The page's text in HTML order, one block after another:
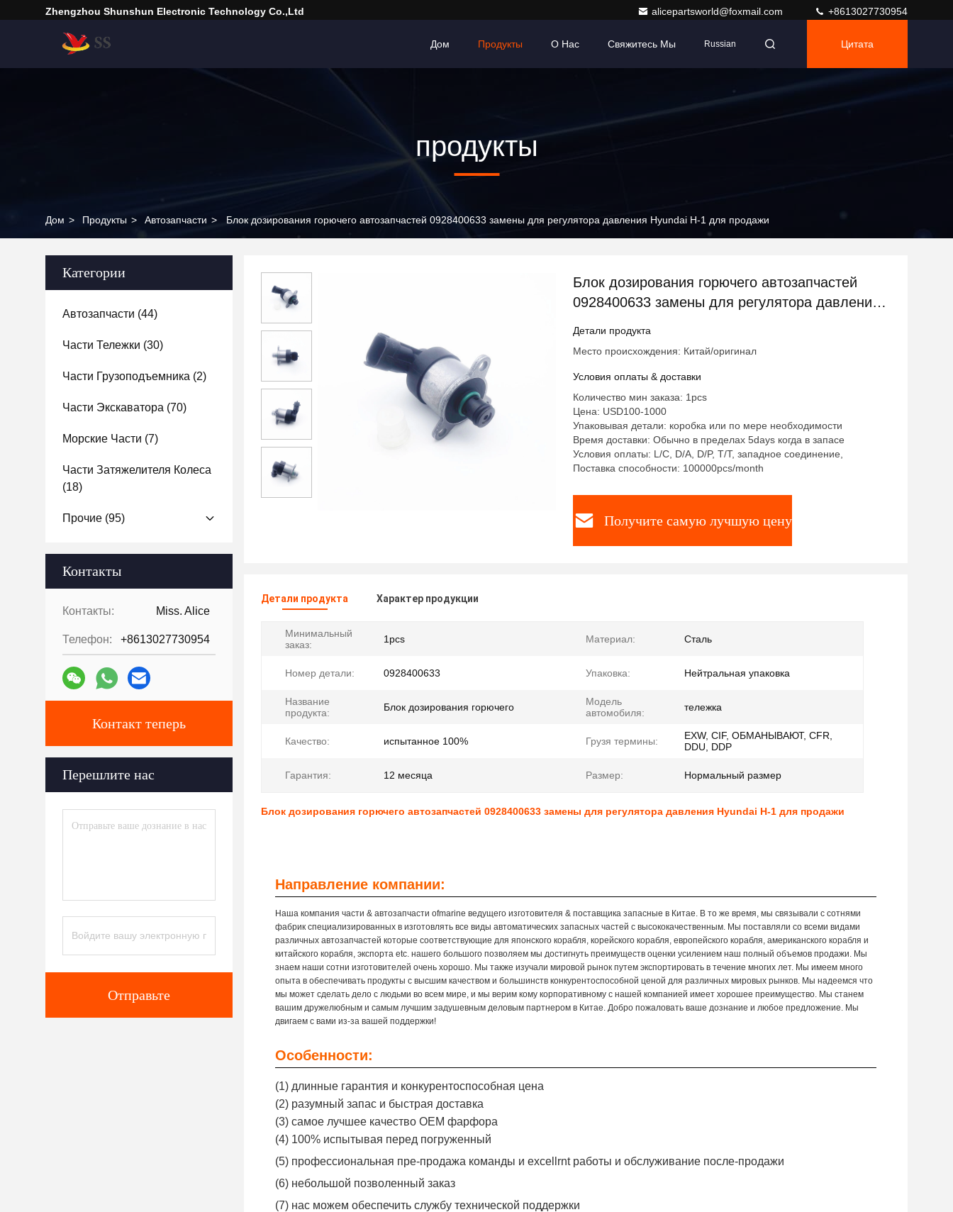
Zhengzhou Shunshun Electronic Technology Co.,Ltd alicepartsworld@foxmail.com +8613027730954
Дом Продукты О Нас Свяжитесь Мы Russian Цитата
продукты
Дом > Продукты > Автозапчасти > Блок дозирования горючего автозапчастей 0928400633 замены для регулятора давления Hyundai H-1 для продажи
Категории
Автозапчасти (44)
Части Тележки (30)
Части Грузоподъемника (2)
Части Экскаватора (70)
Морские Части (7)
Части Затяжелителя Колеса
(18)
Прочие (95)
Контакты
Контакты: Miss. Alice
Телефон: +8613027730954
Контакт теперь
Перешлите нас
Отправьте
Блок дозирования горючего автозапчастей
0928400633 замены для регулятора давления
Детали продукта
Место происхождения: Китай/оригинал
Условия оплаты & доставки
Количество мин заказа: 1pcs
Цена: USD100-1000
Упаковывая детали: коробка или по мере необходимости
Время доставки: Обычно в пределах 5days когда в запасе
Условия оплаты: L/C, D/A, D/P, T/T, западное соединение,
Поставка способности: 100000pcs/month
Получите самую лучшую цену
Детали продукта Характер продукции
Минимальный
заказ:
1pcs Материал: Сталь
Номер детали: 0928400633 Упаковка: Нейтральная упаковка
Название
продукта:
Блок дозирования горючего
Модель
автомобиля:
тележка
Качество: испытанное 100% Грузя термины:
EXW, CIF, ОБМАНЫВАЮТ, CFR,
DDU, DDP
Гарантия: 12 месяца Размер: Нормальный размер
Блок дозирования горючего автозапчастей 0928400633 замены для регулятора давления Hyundai H-1 для продажи
Направление компании:
Наша компания части & автозапчасти ofmarine ведущего изготовителя & поставщика запасные в Китае. В то же время, мы связывали с сотнями
фабрик специализированных в изготовлять все виды автоматических запасных частей с высококачественным. Мы поставляли со всеми видами
различных автозапчастей которые соответствующие для японского корабля, корейского корабля, европейского корабля, американского корабля и
китайского корабля, экспорта etc. нашего большого позволяем мы достигнуть преимуществ оценки усилением наш полный объемов продажи. Мы
знаем наши сотни изготовителей очень хорошо. Мы также изучали мировой рынок путем экспортировать в течение многих лет. Мы имеем много
опыта в обеспечивать продукты с высшим качеством и большинств конкурентоспособной ценой для различных мировых рынков. Мы надеемся что
мы может сделать дело с людьми во всем мире, и мы верим кому корпоративному с нашей компанией имеет хорошее преимущество. Мы станем
вашим дружелюбным и самым лучшим задушевным деловым партнером в Китае. Добро пожаловать ваше дознание и любое предложение. Мы
двигаем с вами из-за вашей поддержки!
Особенности:
(1) длинные гарантия и конкурентоспособная цена
(2) разумный запас и быстрая доставка
(3) самое лучшее качество OEM фарфора
(4) 100% испытывая перед погруженный
(5) профессиональная пре-продажа команды и excellrnt работы и обслуживание после-продажи
(6) небольшой позволенный заказ
(7) нас можем обеспечить службу технической поддержки